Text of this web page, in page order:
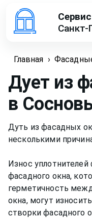
Санкт-
Главная ›
Дует из
в
Дуть из фасадных
несколькими
Износ уплотнителей
фасадного окна,
герметичность
окна, могут
створки фасадного